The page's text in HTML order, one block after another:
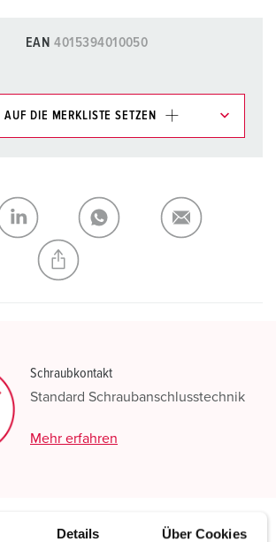
Details Über Cookies
EAN 4015394010050
AUF DIE MERKLISTE SETZEN
(0) HINZUFÜGEN
NEUE LISTE ERSTELLEN
Schraubkontakt
Standard Schraubanschlusstechnik
Mehr erfahren